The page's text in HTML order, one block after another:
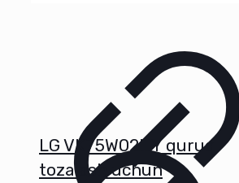
LG VK75W02HY quruq
tozalash uchun